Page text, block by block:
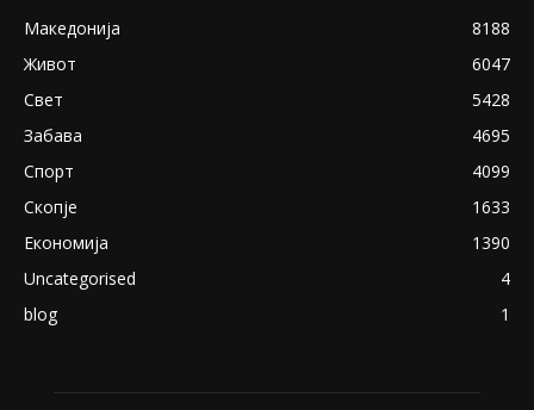
Македонија
8188
Живот
6047
Свет
5428
Забава
4695
Спорт
4099
Скопје
1633
Економија
1390
Uncategorised
4
blog
1